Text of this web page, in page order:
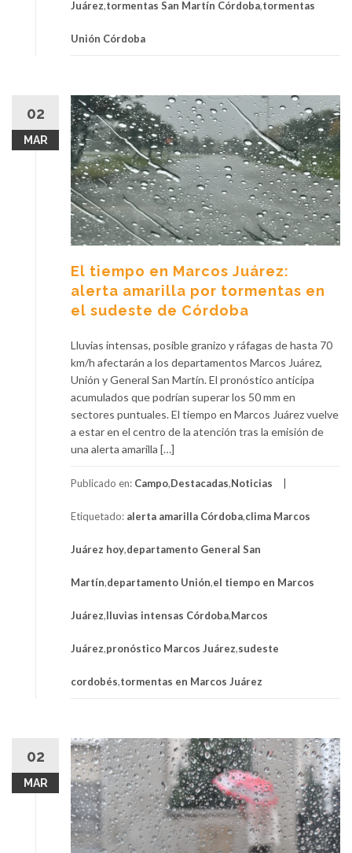
Juárez,tormentas San Martín Córdoba,tormentas
Unión Córdoba
02
MAR
El tiempo en Marcos Juárez:
alerta amarilla por tormentas en
el sudeste de Córdoba
Lluvias intensas, posible granizo y ráfagas de hasta 70
km/h afectarán a los departamentos Marcos Juárez,
Unión y General San Martín. El pronóstico anticipa
acumulados que podrían superar los 50 mm en
sectores puntuales. El tiempo en Marcos Juárez vuelve
a estar en el centro de la atención tras la emisión de
una alerta amarilla […]
Publicado en: Campo,Destacadas,Noticias
Etiquetado: alerta amarilla Córdoba,clima Marcos
Juárez hoy,departamento General San
Martín,departamento Unión,el tiempo en Marcos
Juárez,lluvias intensas Córdoba,Marcos
Juárez,pronóstico Marcos Juárez,sudeste
cordobés,tormentas en Marcos Juárez
02
MAR